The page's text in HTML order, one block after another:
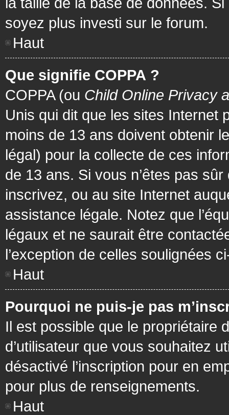
soyez plus investi sur le forum.
Haut
Que signifie COPPA ?
COPPA (ou Child Online Privacy
Unis qui dit que les sites Internet
moins de 13 ans doivent obtenir
légal) pour la collecte de ces
de 13 ans. Si vous n’êtes pas
inscrivez, ou au site Internet
assistance légale. Notez que
légaux et ne saurait être
l’exception de celles soulignées
Haut
Pourquoi ne puis-je pas
Il est possible que le propriétaire
d’utilisateur que vous souhaitez
désactivé l’inscription pour en
pour plus de renseignements.
Haut